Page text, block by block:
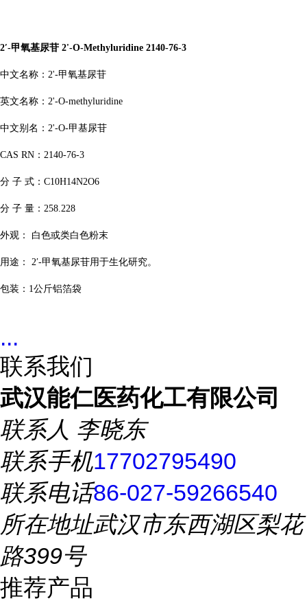
2′-甲氧基尿苷 2'-O-Methyluridine 2140-76-3
中文名称： 2'-甲氧基尿苷
英文名称： 2'-O-methyluridine
中文别名： 2'-O-甲基尿苷
CAS RN：2140-76-3
分 子 式： C10H14N2O6
分 子 量： 258.228
外观 ： 白色或类白色粉末
用途 ： 2′-甲氧基尿苷用于生化研究。
包装： 1公斤铝箔袋
...
联系我们
武汉能仁医药化工有限公司
联系人 李晓东
联系手机17702795490
联系电话86-027-59266540
所在地址武汉市东西湖区梨花
路399号
推荐产品